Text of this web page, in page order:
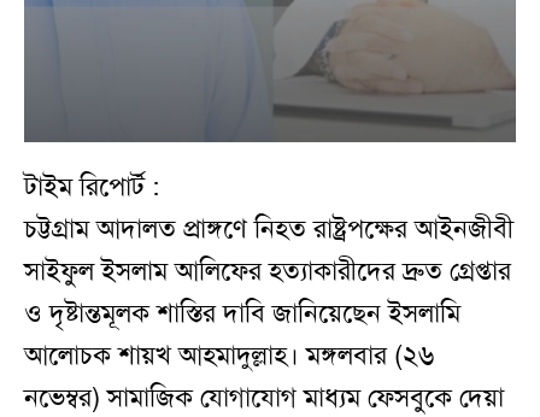
টাইম রিপোর্ট :
চট্টগ্রাম আদালত প্রাঙ্গণে নিহত রাষ্ট্রপক্ষের আইনজীবী
সাইফুল ইসলাম আলিফের হত্যাকারীদের দ্রুত গ্রেপ্তার
ও দৃষ্টান্তমূলক শাস্তির দাবি জানিয়েছেন ইসলামি
আলোচক শায়খ আহমাদুল্লাহ। মঙ্গলবার (২৬
নভেম্বর) সামাজিক যোগাযোগ মাধ্যম ফেসবুকে দেয়া